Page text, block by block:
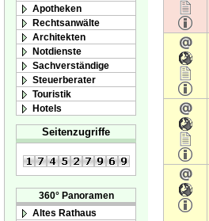
Apotheken
Rechtsanwälte
Architekten
Notdienste
Sachverständige
Steuerberater
Touristik
Hotels
Seitenzugriffe
360° Panoramen
Altes Rathaus